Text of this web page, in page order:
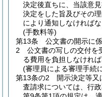
決定後直ちに、当該意
決定をした旨及びその
により通知しなければな
(手数料等)
第13条
公文書の開示に
2
公文書の写しの交付を
る費用を負担しなければ
(審理員による審理手続
第13条の2
開示決定等又
査請求については、行